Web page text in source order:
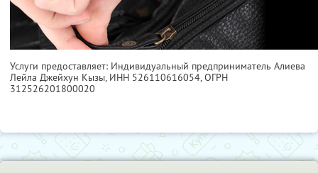
Услуги предоставляет: Индивидуальный предприниматель Алиева
Лейла Джейхун Кызы, ИНН 526110616054, ОГРН
312526201800020